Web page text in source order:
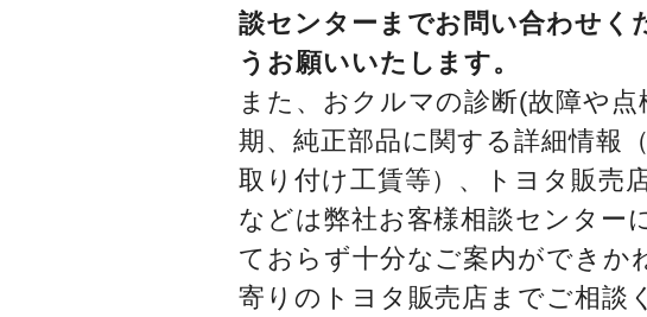
談センターまでお問い合わせく
うお願いいたします。
また、おクルマの診断(故障や点
期、純正部品に関する詳細情報
取り付け工賃等）、トヨタ販売
などは弊社お客様相談センター
ておらず十分なご案内ができか
寄りのトヨタ販売店までご相談